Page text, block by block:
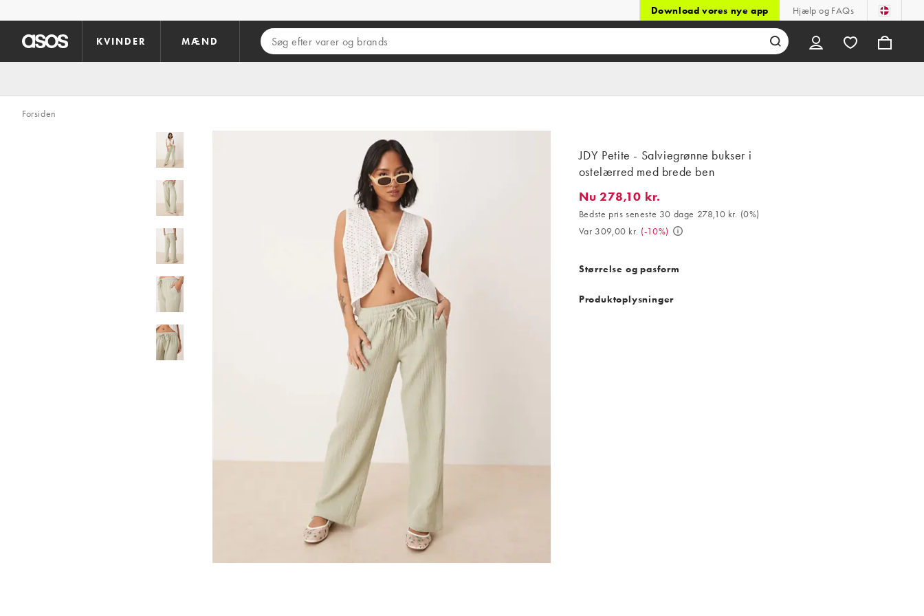
Download vores nye app Hjælp og FAQs
KVINDER MÆND
Forsiden
JDY Petite - Salviegrønne bukser i
ostelærred med brede ben
Nu 278,10 kr.. Bedste pris seneste 30 dage 278,10 kr. (0%). Var 309,00
Nu 278,10 kr.
Bedste pris seneste 30 dage 278,10 kr. (0%)
Var 309,00 kr. (-10%)
Størrelse og pasform
Produktoplysninger